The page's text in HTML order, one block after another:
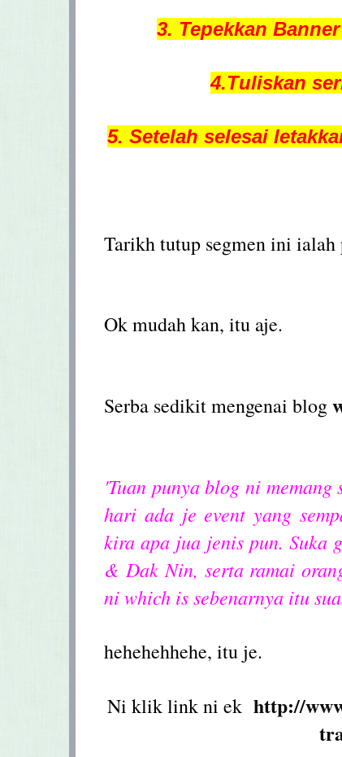
3. Tepekkan
4.Tuliskan
5. Setelah selesai
Tarikh tutup segmen ini ialah
Ok mudah kan, itu aje.
Serba sedikit mengenai blog
'Tuan punya blog ni
hari ada je event yang
kira apa jua jenis pun. Suka
& Dak Nin, serta ramai
ni which is sebenarnya itu
hehehehhehe, itu je.
Ni klik link ni ek http://